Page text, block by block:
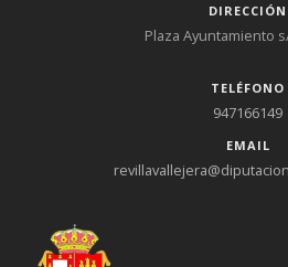
DIRECCIÓN
Plaza Ayuntamiento
TELÉFONO
947166149
EMAIL